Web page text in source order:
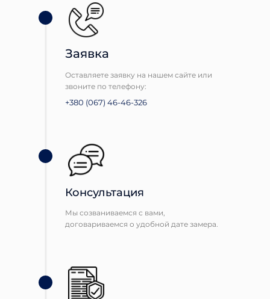
Консультация
Мы созваниваемся с вами,
договариваемся о удобной дате замера.
Заявка
Оставляете заявку на нашем сайте или
звоните по телефону:
+380 (067) 46-46-326